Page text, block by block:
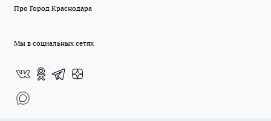
Про Город Краснодара
Мы в социальных сетях